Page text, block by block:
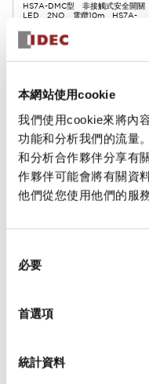
本網站使用cookie
我們使用cookie來將內
功能和分析我們的流量
和分析合作夥伴分享有
作夥伴可能會將有關資
他們從您使用他們的服
必要
首選項
統計資料
HS7A-DMC型 非接觸式安全開
LED 2NO 電纜10m HS7A-
HS7A-DMC型非接觸式安全
DMC7902